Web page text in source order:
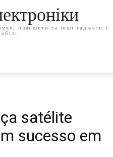
планшети та інші гаджети і
satélite
sucesso em